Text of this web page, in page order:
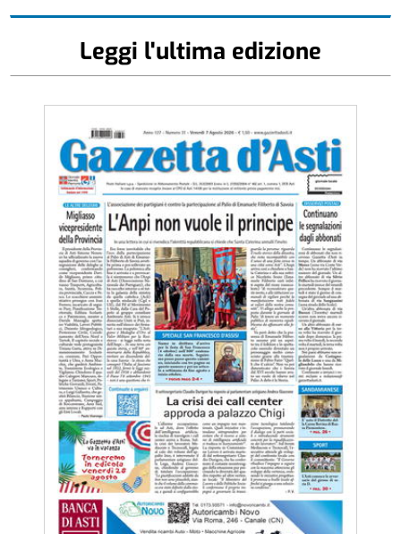
Leggi l'ultima edizione